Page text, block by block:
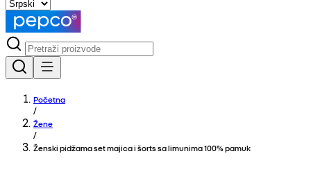
Početna
/
Žene
/
Ženski pidžama set majica i šorts sa limunima 100% pamuk